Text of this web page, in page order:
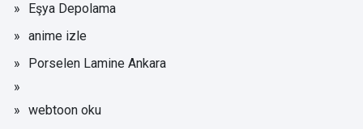
Eşya Depolama
anime izle
Porselen Lamine Ankara
webtoon oku